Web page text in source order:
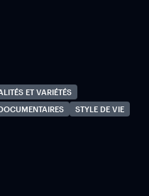
ET VARIÉTÉS
STYLE DE VIE